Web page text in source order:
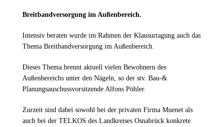
Breitbandversorgung im Außenbereich.
Intensiv beraten wurde im Rahmen der Klausurtagung auch das
Thema Breitbandversorgung im Außenbereich.
Dieses Thema brennt aktuell vielen Bewohnern des
Außenbereichs unter den Nägeln, so der stv. Bau-&
Planungsauschussvorsitzende Alfons Pöhler.
Zurzeit sind dabei sowohl bei der privaten Firma Muenet als
auch bei der TELKOS des Landkreises Osnabrück konkrete